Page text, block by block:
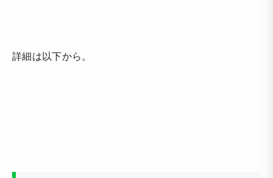
詳細は以下から。